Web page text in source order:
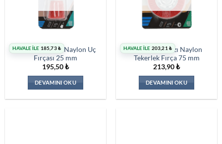
HAVALE İLE 185,73₺
Norton Kırmızı Naylon Uç
Fırçası 25 mm
195,50₺
DEVAMINI OKU
HAVALE İLE 203,21 ₺
Norton Kırmızı Naylon
Tekerlek Fırça 75 mm
213,90₺
DEVAMINI OKU